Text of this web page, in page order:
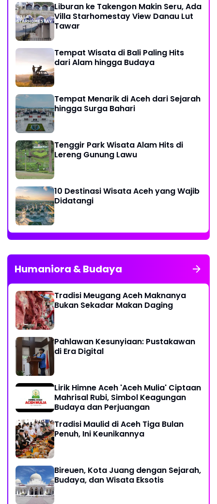
Liburan ke Takengon Makin Seru, Ada
Villa Starhomestay View Danau Lut
Tawar
Tempat Wisata di Bali Paling Hits
dari Alam hingga Budaya
Tempat Menarik di Aceh dari Sejarah
hingga Surga Bahari
Tenggir Park Wisata Alam Hits di
Lereng Gunung Lawu
10 Destinasi Wisata Aceh yang Wajib
Didatangi
Humaniora & Budaya
Tradisi Meugang Aceh Maknanya
Bukan Sekadar Makan Daging
Pahlawan Kesunyiaan: Pustakawan
di Era Digital
Lirik Himne Aceh 'Aceh Mulia' Ciptaan
Mahrisal Rubi, Simbol Keagungan
Budaya dan Perjuangan
Tradisi Maulid di Aceh Tiga Bulan
Penuh, Ini Keunikannya
Bireuen, Kota Juang dengan Sejarah,
Budaya, dan Wisata Eksotis